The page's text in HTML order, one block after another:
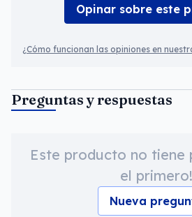
Opinar sobre este
¿Cómo funcionan las opiniones en
Preguntas y respuestas
Este producto no tiene
el primero!
Nueva